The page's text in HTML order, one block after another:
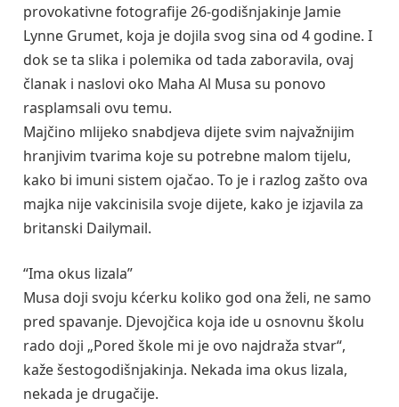
provokativne fotografije 26-godišnjakinje Jamie
Lynne Grumet, koja je dojila svog sina od 4 godine. I
dok se ta slika i polemika od tada zaboravila, ovaj
članak i naslovi oko Maha Al Musa su ponovo
rasplamsali ovu temu.
Majčino mlijeko snabdjeva dijete svim najvažnijim
hranjivim tvarima koje su potrebne malom tijelu,
kako bi imuni sistem ojačao. To je i razlog zašto ova
majka nije vakcinisila svoje dijete, kako je izjavila za
britanski Dailymail.
“Ima okus lizala”
Musa doji svoju kćerku koliko god ona želi, ne samo
pred spavanje. Djevojčica koja ide u osnovnu školu
rado doji „Pored škole mi je ovo najdraža stvar“,
kaže šestogodišnjakinja. Nekada ima okus lizala,
nekada je drugačije.